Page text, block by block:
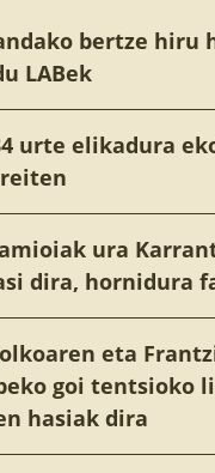
bertze hiru
LABek
urte elikadura
ura
dira, hornidura
eta
goi tentsioko
hasiak dira